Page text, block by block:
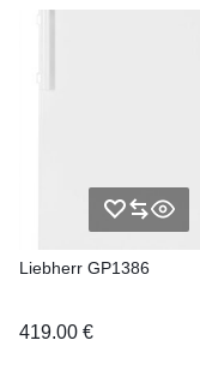
Liebherr GP1386
419.00 €